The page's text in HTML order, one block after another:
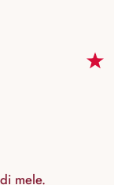
mele.